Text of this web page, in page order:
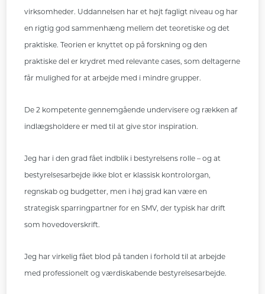
virksomheder. Uddannelsen har et højt fagligt niveau og har
en rigtig god sammenhæng mellem det teoretiske og det
praktiske. Teorien er knyttet op på forskning og den
praktiske del er krydret med relevante cases, som deltagerne
får mulighed for at arbejde med i mindre grupper.
De 2 kompetente gennemgående undervisere og rækken af
indlægsholdere er med til at give stor inspiration.
Jeg har i den grad fået indblik i bestyrelsens rolle – og at
bestyrelsesarbejde ikke blot er klassisk kontrolorgan,
regnskab og budgetter, men i høj grad kan være en
strategisk sparringpartner for en SMV, der typisk har drift
som hovedoverskrift.
Jeg har virkelig fået blod på tanden i forhold til at arbejde
med professionelt og værdiskabende bestyrelsesarbejde.